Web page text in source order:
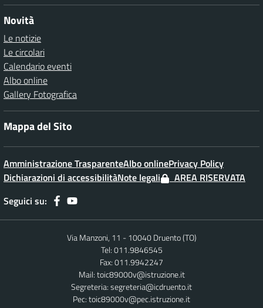
Novità
Le notizie
Le circolari
Calendario eventi
Albo online
Gallery Fotografica
Mappa del Sito
Amministrazione TrasparenteAlbo onlinePrivacy Policy
Dichiarazioni di accessibilitàNote legali
AREA RISERVATA
Seguici su:
Via Manzoni, 11 - 10040 Druento (TO)
Tel: 011.9846545
Fax: 011.9942247
Mail:toic89000v@istruzione.it
Segreteria:segreteria@icdruento.it
Pec:toic89000v@pec.istruzione.it